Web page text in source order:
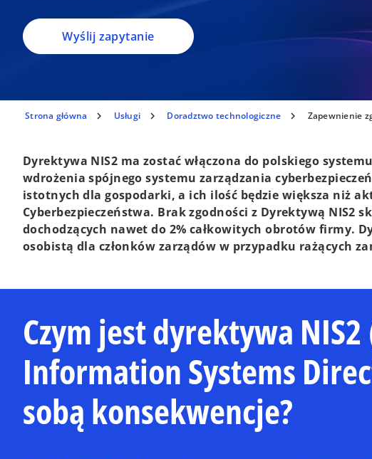
Wyślij zapytanie
Strona główna Usługi Doradztwo technologiczne Zapewnienie
Dyrektywa NIS2 ma zostać włączona do polskiego
wdrożenia spójnego systemu zarządzania
istotnych dla gospodarki, a ich ilość będzie większa niż
Cyberbezpieczeństwa. Brak zgodności z Dyrektywą NIS2
dochodzących nawet do 2% całkowitych obrotów firmy.
osobistą dla członków zarządów w przypadku rażących
Czym jest dyrektywa
Information Systems
sobą konsekwencje?